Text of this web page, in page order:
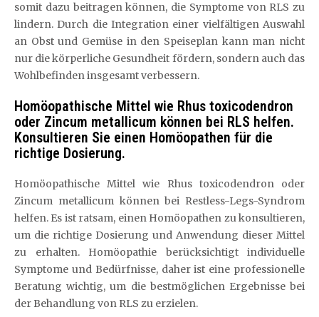
somit dazu beitragen können, die Symptome von RLS zu
lindern. Durch die Integration einer vielfältigen Auswahl
an Obst und Gemüse in den Speiseplan kann man nicht
nur die körperliche Gesundheit fördern, sondern auch das
Wohlbefinden insgesamt verbessern.
Homöopathische Mittel wie Rhus toxicodendron
oder Zincum metallicum können bei RLS helfen.
Konsultieren Sie einen Homöopathen für die
richtige Dosierung.
Homöopathische Mittel wie Rhus toxicodendron oder
Zincum metallicum können bei Restless-Legs-Syndrom
helfen. Es ist ratsam, einen Homöopathen zu konsultieren,
um die richtige Dosierung und Anwendung dieser Mittel
zu erhalten. Homöopathie berücksichtigt individuelle
Symptome und Bedürfnisse, daher ist eine professionelle
Beratung wichtig, um die bestmöglichen Ergebnisse bei
der Behandlung von RLS zu erzielen.